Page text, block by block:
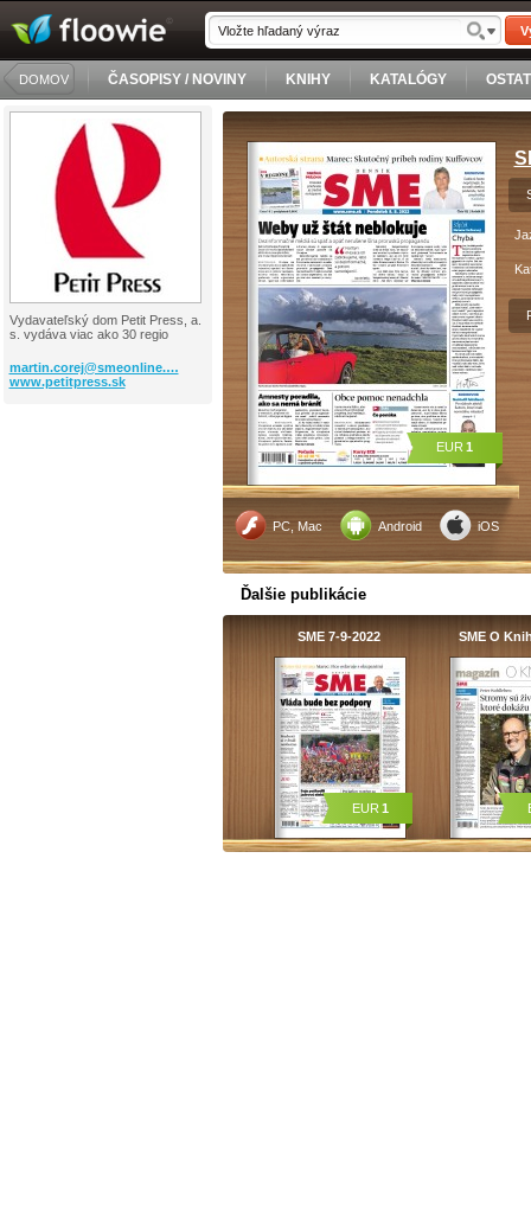
DOMOV ČASOPISY / NOVINY KNIHY KATALÓGY
Vydavateľský dom Petit Press, a.
s. vydáva viac ako 30 regio
martin.corej@smeonline.…
www.petitpress.sk
PC, Mac Android iOS
EUR 1
Ďalšie publikácie
SME 7-9-2022
EUR 1
SME O